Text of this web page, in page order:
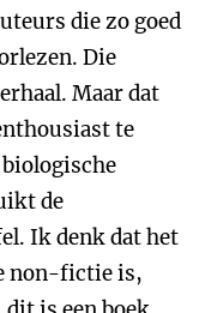
die zo goed
Die
Maar dat
te
de
Ik denk dat het
non-fictie is,